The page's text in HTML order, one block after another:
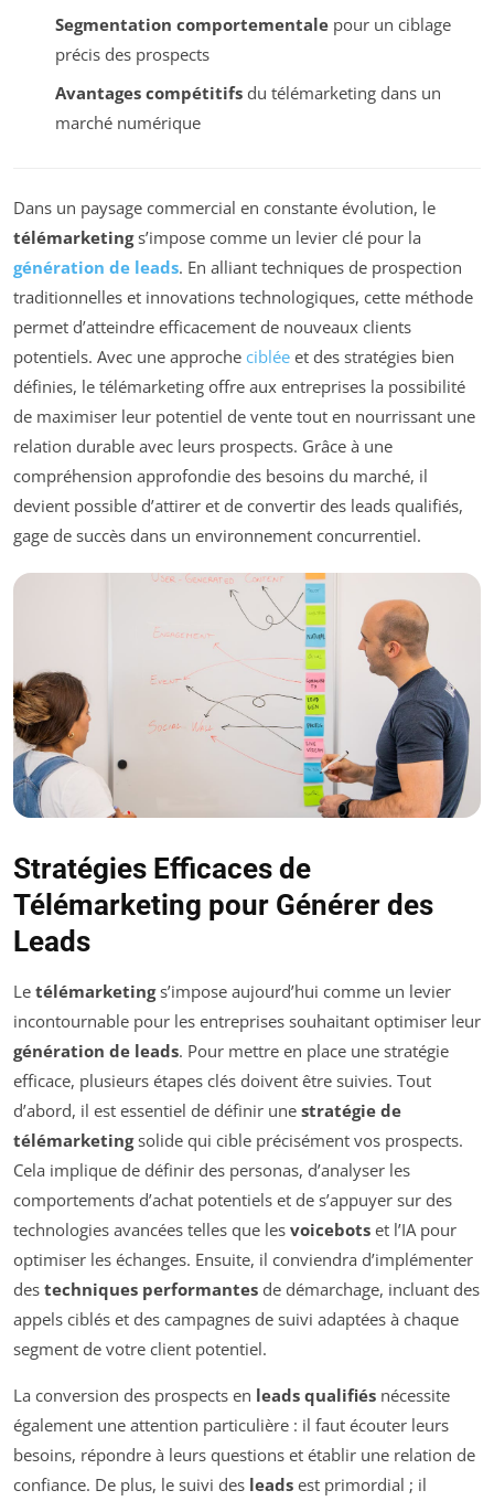
Segmentation comportementalepour un ciblage
précis des prospects
Avantages compétitifsdu télémarketing dans un
marché numérique
Dans un paysage commercial en constante évolution, le
télémarketings’impose comme un levier clé pour la
génération de leads. En alliant techniques de prospection
traditionnelles et innovations technologiques, cette méthode
permet d’atteindre efficacement de nouveaux clients
potentiels. Avec une approche ciblée et des stratégies bien
définies, le télémarketing offre aux entreprises la possibilité
de maximiser leur potentiel de vente tout en nourrissant une
relation durable avec leurs prospects. Grâce à une
compréhension approfondie des besoins du marché, il
devient possible d’attirer et de convertir des leads qualifiés,
gage de succès dans un environnement concurrentiel.
Stratégies Efficaces de
Télémarketing pour Générer des
Leads
Le télémarketings’impose aujourd’hui comme un levier
incontournable pour les entreprises souhaitant optimiser leur
génération de leads. Pour mettre en place une stratégie
efficace, plusieurs étapes clés doivent être suivies. Tout
d’abord, il est essentiel de définir une stratégie de
télémarketingsolide qui cible précisément vos prospects.
Cela implique de définir des personas, d’analyser les
comportements d’achat potentiels et de s’appuyer sur des
technologies avancées telles que les voicebots et l’IA pour
optimiser les échanges. Ensuite, il conviendra d’implémenter
des techniques performantes de démarchage, incluant des
appels ciblés et des campagnes de suivi adaptées à chaque
segment de votre client potentiel.
La conversion des prospects en leads qualifiés nécessite
également une attention particulière : il faut écouter leurs
besoins, répondre à leurs questions et établir une relation de
confiance. De plus, le suivi des leads est primordial ; il